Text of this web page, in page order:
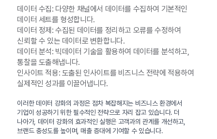
데이터 수집: 다양한 채널에서 데이터를 수집하여 기본적인
데이터 세트를 형성합니다.
데이터 정제: 수집된 데이터를 정리하고 오류를 수정하여
신뢰할 수 있는 데이터로 변환합니다.
데이터 분석: 빅데이터 기술을 활용하여 데이터를 분석하고,
통찰을 도출해냅니다.
인사이트 적용: 도출된 인사이트를 비즈니스 전략에 적용하여
실제적인 성과를 이끌어냅니다.
이러한 데이터 강화의 과정은 점차 복잡해지는 비즈니스 환경에서
기업이 성공하기 위한 필수적인 전략으로 자리 잡고 있습니다. 더
나아가, 데이터 강화의 효과적인 실행은 고객과의 관계를 개선하고,
브랜드 충성도를 높이며, 매출 증대에 기여할 수 있습니다.